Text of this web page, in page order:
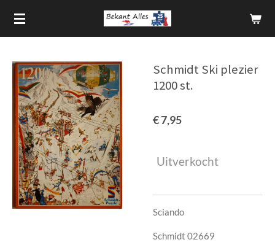
Ga
direct
hoofdinhoud
Schmidt Ski plezier
1200 st.
€ 7,95
Uitverkocht
Sciando
Schmidt 02669